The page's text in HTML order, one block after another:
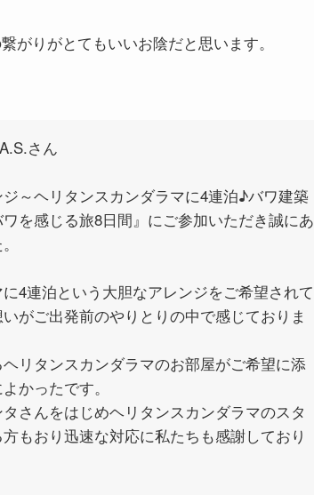
がりがとてもいいお陰だと思います。
さん
～ヘリタンスカンダラマに4連泊♪バワ建築
を感じる旅8日間』にご参加いただき誠にあ
4連泊という大胆なアレンジをご希望されて
がご出発前のやりとりの中で感じておりま
リタンスカンダラマのお部屋がご希望に添
かったです。
さんをはじめヘリタンスカンダラマのスタ
もおり迅速な対応に私たちも感謝しており